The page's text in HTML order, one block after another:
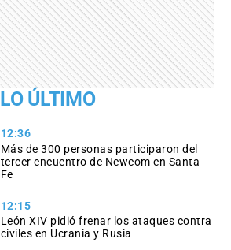
LO ÚLTIMO
12:36
Más de 300 personas participaron del
tercer encuentro de Newcom en Santa
Fe
12:15
León XIV pidió frenar los ataques contra
civiles en Ucrania y Rusia